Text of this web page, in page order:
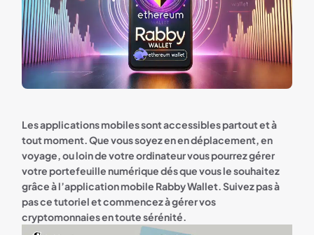
Les applications mobiles sont accessibles partout et à
tout moment. Que vous soyez en en déplacement, en
voyage, ou loin de votre ordinateur vous pourrez gérer
votre portefeuille numérique dés que vous le souhaitez
grâce à l’application mobile Rabby Wallet. Suivez pas à
pas ce tutoriel et commencez à gérer vos
cryptomonnaies en toute sérénité.